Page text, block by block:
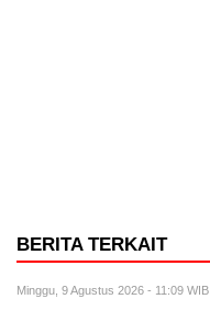
BERITA TERKAIT
Minggu, 9 Agustus 2026 - 11:09 WIB